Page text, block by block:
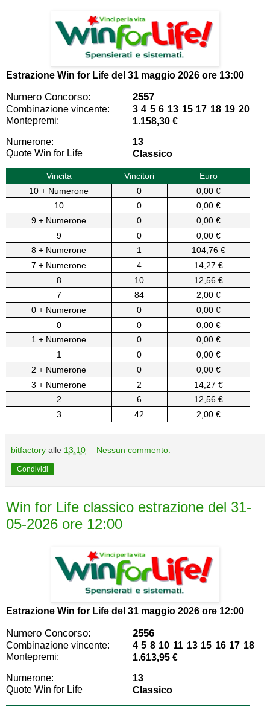
Estrazione Win for Life del 31 maggio 2026 ore 13:00
Numero Concorso: 2557
Combinazione vincente:
3 4 5 6 13 15 17 18 19 20
Montepremi:
1.158,30 €
Numerone:
13
Quote Win for Life
Classico
Vincita Vincitori
Euro
10 + Numerone
0
0,00 €
10
0
0,00 €
9 + Numerone
0
0,00 €
9
0
0,00 €
8 + Numerone
1
104,76 €
7 + Numerone
4
14,27 €
8
10
12,56 €
7
84
2,00 €
0 + Numerone
0
0,00 €
0
0
0,00 €
1 + Numerone
0
0,00 €
1
0
0,00 €
2 + Numerone
0
0,00 €
3 + Numerone
2
14,27 €
2
6
12,56 €
3
42 2,00 €
bitfactory alle 13:10 Nessun commento:
Condividi
Win for Life classico estrazione del 31-
05-2026 ore 12:00
Estrazione Win for Life del 31 maggio 2026 ore 12:00
Numero Concorso: 2556
Combinazione vincente:
4 5 8 10 11 13 15 16 17 18
Montepremi:
1.613,95 €
Numerone:
13
Quote Win for Life
Classico